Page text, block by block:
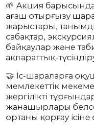
🌱 Акция
ағаш отырғызу
жарыстары,
сабақтар,
байқаулар және
ақпараттық-
🤝 Іс-шараларға
мемлекеттік
жергілікті
жанашырлары
ортаны қорғау ісіне